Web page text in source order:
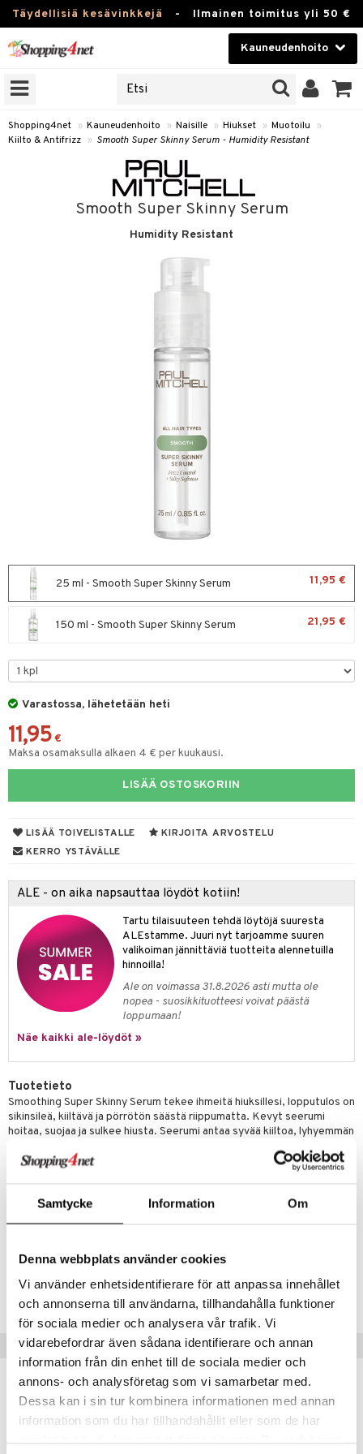
Samtycke Information Om
Denna webbplats använder cookies
Vi använder enhetsidentifierare för att anpassa innehållet
och annonserna till användarna, tillhandahålla funktioner
för sociala medier och analysera vår trafik. Vi
vidarebefordrar även sådana identifierare och annan
information från din enhet till de sociala medier och
annons- och analysföretag som vi samarbetar med.
Dessa kan i sin tur kombinera informationen med annan
information som du har tillhandahållit eller som de har
Täydellisiä kesävinkkejä - Ilmainen toimitus yli 50 €
Kauneudenhoito
Kauneudenhoito
Piilolinssit
Shopping4net » Kauneudenhoito » Naisille » Hiukset » Muotoilu
»
Kiilto & Antifrizz » Smooth Super Skinny Serum - Humidity Resistant
Smooth Super Skinny Serum
Humidity Resistant
25 ml - Smooth Super Skinny Serum 11,95 €
150 ml - Smooth Super Skinny Serum 21,95 €
Varastossa, lähetetään heti
11,95 €
Maksa osamaksulla alkaen 4 € per kuukausi.
LISÄÄ OSTOSKORIIN
LISÄÄ TOIVELISTALLE
KIRJOITA ARVOSTELU
KERRO YSTÄVÄLLE
ALE - on aika napsauttaa löydöt kotiin!
Tartu tilaisuuteen tehdä löytöjä suuresta
ALEstamme. Juuri nyt tarjoamme suuren
valikoiman jännittäviä tuotteita alennetuilla
hinnoilla!
Ale on voimassa 31.8.2026 asti mutta ole
nopea - suosikkituotteesi voivat päästä
loppumaan!
Näe kaikki ale-löydöt »
Tuotetieto
Smoothing Super Skinny Serum tekee ihmeitä hiuksillesi, lopputulos on
sikinsileä, kiiltävä ja pörrötön säästä riippumatta. Kevyt seerumi
hoitaa, suojaa ja sulkee hiusta. Seerumi antaa syvää kiiltoa, lyhyemmän
vegaaninen, väriä yllä pitävä eikä sisällä parabeeneja tai gluteenia.
Ota painallus ja hiero käsissäsi, levitä sitten kosteisiin hiuksiin. Aloita
latvoista ja työstä hiuspohjaan päin. Muotoile haluamasi mukaan,
Vinkkejä sinulle
& Antifrizz
tuotteet
tuotteet
poisto
hoito
iho
iho
Set
& Highlighter
Päivävoide
tarvikkeet
de cologne
de parfum
de toilette
Lapset
tuotteet
hoito
poisto
hoito
tuotteet
& Viikset
shave balm
shave lotion
de cologne
de toilette
tuotteet
poisto
hoito
& saippuat
1: Puhdistus
2: Kirkastus
3: Kosteutus
ja Vartalonhoito
ja naamiot
Huulten Hoito
Happy
Happy For Men
Miehille
& vastauksia